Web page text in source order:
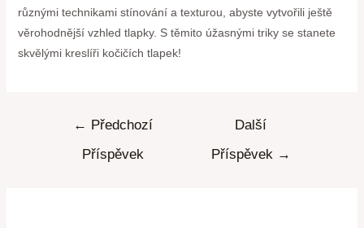
různými technikami stínování a texturou, abyste vytvořili ještě
věrohodnější vzhled tlapky. S těmito úžasnými triky se stanete
skvělými kreslíři kočičích tlapek!
← Předchozí
Příspěvek
Další
Příspěvek →